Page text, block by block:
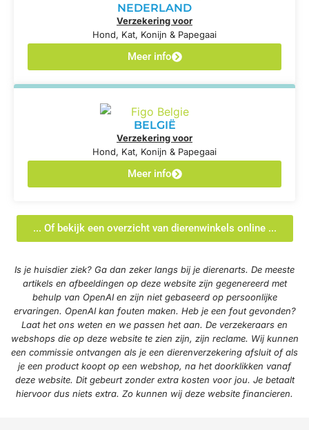
NEDERLAND
Verzekering voor
Hond, Kat, Konijn & Papegaai
Meer info
BELGIË
Verzekering voor
Hond, Kat, Konijn & Papegaai
Meer info
... Of bekijk een overzicht van dierenwinkels online ...
Is je huisdier ziek? Ga dan zeker langs bij je dierenarts. De meeste
artikels en afbeeldingen op deze website zijn gegenereerd met
behulp van OpenAI en zijn niet gebaseerd op persoonlijke
ervaringen. OpenAI kan fouten maken. Heb je een fout gevonden?
Laat het ons weten en we passen het aan. De verzekeraars en
webshops die op deze website te zien zijn, zijn reclame. Wij kunnen
een commissie ontvangen als je een dierenverzekering afsluit of als
je een product koopt op een webshop, na het doorklikken vanaf
deze website. Dit gebeurt zonder extra kosten voor jou. Je betaalt
hiervoor dus niets extra. Zo kunnen wij deze website financieren.